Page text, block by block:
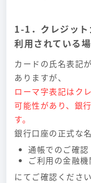
1-1．クレジッ
利用されている
カードの氏名表記
ありますが、
ローマ字表記はク
可能性があり、銀
す。
銀行口座の正式な名
通帳でのご確認
ご利用の金融
にてご確認くださ